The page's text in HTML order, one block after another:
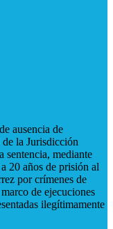
ausencia de
la Jurisdicción
sentencia, mediante
20 años de prisión al
por crímenes de
de ejecuciones
ilegítimamente